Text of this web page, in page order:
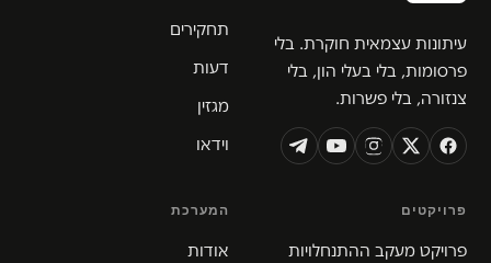
עיתונות עצמאית חוקרת. בלי
פרסומות, בלי בעלי הון, בלי
צנזורה, בלי פשרות.
תחקירים
דעות
מגזין
וידאו
פרויקטים
פרויקט מעקב ההתנחלויות
המערכת
אודות